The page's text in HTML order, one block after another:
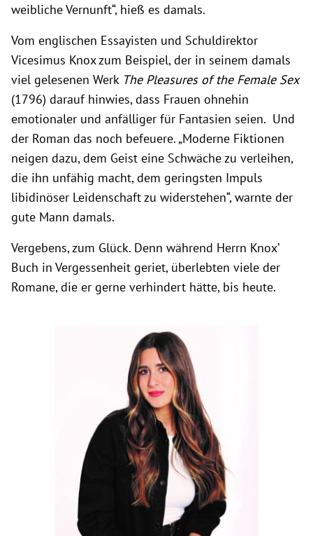
weibliche Vernunft“, hieß es damals.
Vom englischen Essayisten und Schuldirektor
Vicesimus Knox zum Beispiel, der in seinem damals
viel gelesenen Werk The Pleasures of the Female Sex
(1796) darauf hinwies, dass Frauen ohnehin
emotionaler und anfälliger für Fantasien seien. Und
der Roman das noch befeuere. „Moderne Fiktionen
neigen dazu, dem Geist eine Schwäche zu verleihen,
die ihn unfähig macht, dem geringsten Impuls
libidinöser Leidenschaft zu widerstehen“, warnte der
gute Mann damals.
Vergebens, zum Glück. Denn während Herrn Knox’
Buch in Vergessenheit geriet, überlebten viele der
Romane, die er gerne verhindert hätte, bis heute.